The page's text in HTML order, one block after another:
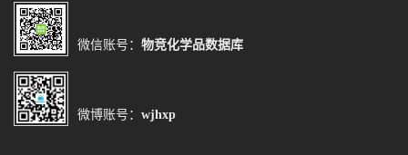
微信账号： 物竞化学品数据库
微博账号： wjhxp